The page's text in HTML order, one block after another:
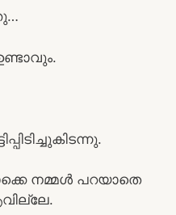
നമ്മൾ പറയാതെ